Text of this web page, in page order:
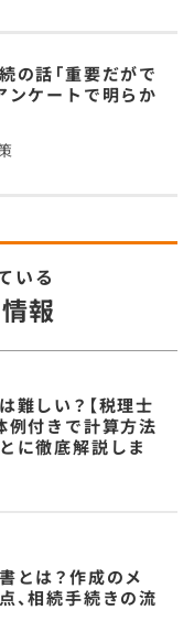
の話「重要だがで
ンケートで明らか
いる
報
難しい？【税理士
例付きで計算方法
に徹底解説しま
とは？作成のメ
、相続手続きの流